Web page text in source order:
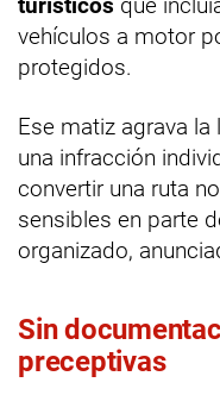
turísticos que
vehículos a motor
protegidos.
Ese matiz agrava
una infracción
convertir una ruta
sensibles en parte
organizado,
Sin
preceptivas